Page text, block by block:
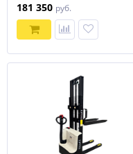
181 350 руб.